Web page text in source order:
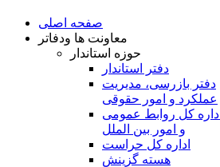
صفحه اصلی
معاونت ها ودفاتر
حوزه استاندار
دفتر استاندار
دفتر بازرسی، مدیریت
عملکرد و امور حقوقی
اداره کل روابط عمومی
و امور بین الملل
اداره کل حراست
هسته گزینش